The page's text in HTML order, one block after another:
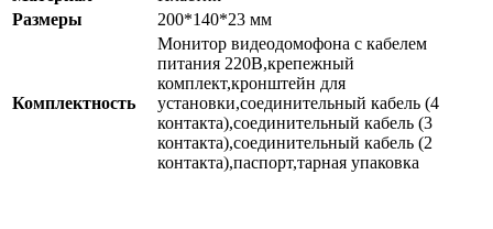
Размеры
200*140*23 мм
Комплектность
Монитор видеодомофона с кабелем
питания 220В,крепежный
комплект,кронштейн для
установки,соединительный кабель (4
контакта),соединительный кабель (3
контакта),соединительный кабель (2
контакта),паспорт,тарная упаковка